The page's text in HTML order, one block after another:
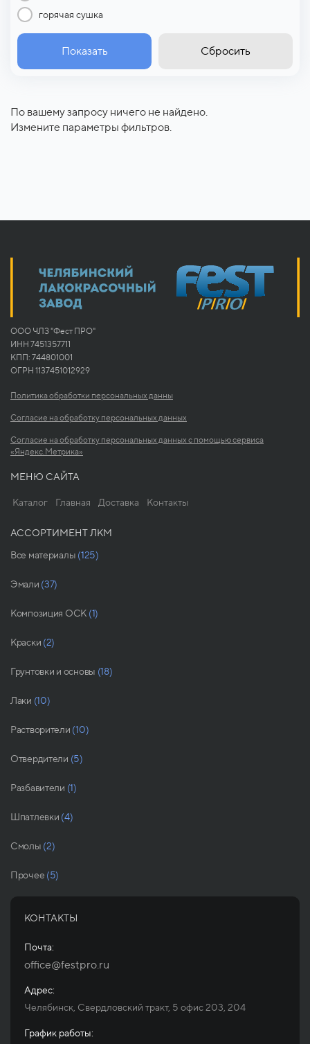
горячая сушка
Показать Сбросить
По вашему запросу ничего не найдено.
Измените параметры фильтров.
ООО ЧЛЗ "Фест ПРО"
ИНН 7451357711
КПП: 744801001
ОГРН 1137451012929
Политика обработки персональных данны
Согласие на обработку персональных данных
Согласие на обработку персональных данных с помощью сервиса
«Яндекс.Метрика»
МЕНЮ САЙТА
Каталог Главная Доставка Контакты
АССОРТИМЕНТ ЛКМ
Все материалы (125)
Эмали (37)
Композиция ОСК (1)
Краски (2)
Грунтовки и основы (18)
Лаки (10)
Растворители (10)
Отвердители (5)
Разбавители (1)
Шпатлевки (4)
Смолы (2)
Прочее (5)
КОНТАКТЫ
Почта:
office@festpro.ru
Адрес:
Челябинск, Свердловский тракт, 5 офис 203, 204
График работы: